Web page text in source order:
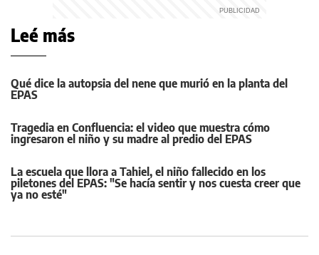
Leé más
Qué dice la autopsia del nene que murió en la planta del
EPAS
Tragedia en Confluencia: el video que muestra cómo
ingresaron el niño y su madre al predio del EPAS
La escuela que llora a Tahiel, el niño fallecido en los
piletones del EPAS: "Se hacía sentir y nos cuesta creer que
ya no esté"